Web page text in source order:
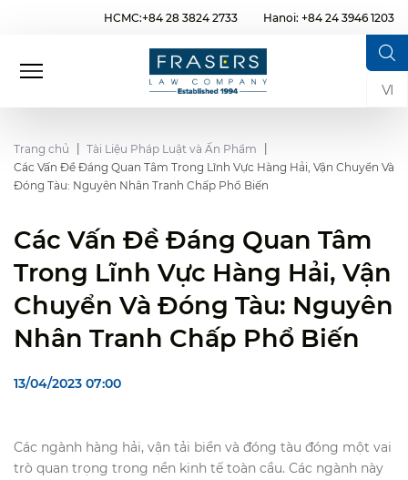
HCMC:+84 28 3824 2733 Hanoi: +84 24 3946 1203
VI
Trang chủ
Tài Liệu Pháp Luật và Ấn Phẩm
Các Vấn Đề Đáng Quan Tâm Trong Lĩnh Vực Hàng Hải, Vận Chuyển Và
Đóng Tàu: Nguyên Nhân Tranh Chấp Phổ Biến
Các Vấn Đề Đáng Quan Tâm
Trong Lĩnh Vực Hàng Hải, Vận
Chuyển Và Đóng Tàu: Nguyên
Nhân Tranh Chấp Phổ Biến
13/04/2023 07:00
Các ngành hàng hải, vận tải biển và đóng tàu đóng một vai
trò quan trọng trong nền kinh tế toàn cầu. Các ngành này